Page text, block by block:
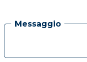
Messaggio